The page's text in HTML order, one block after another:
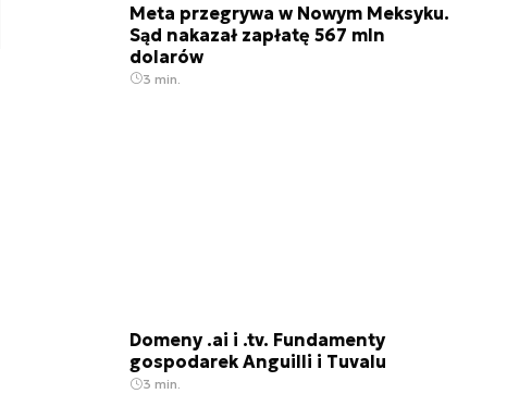
Meta przegrywa w Nowym Meksyku.
Sąd nakazał zapłatę 567 mln
dolarów
3 min.
Domeny .ai i .tv. Fundamenty
gospodarek Anguilli i Tuvalu
3 min.